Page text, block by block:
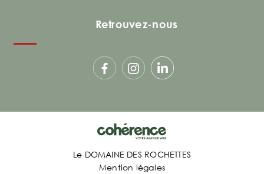
Retrouvez-nous
Le DOMAINE DES ROCHETTES
Mention légales